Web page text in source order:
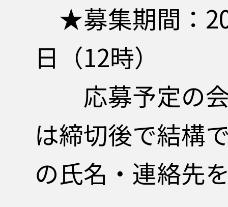
★募集期間：
日（12時）
応募予定の会
は締切後で結構
の氏名・連絡先